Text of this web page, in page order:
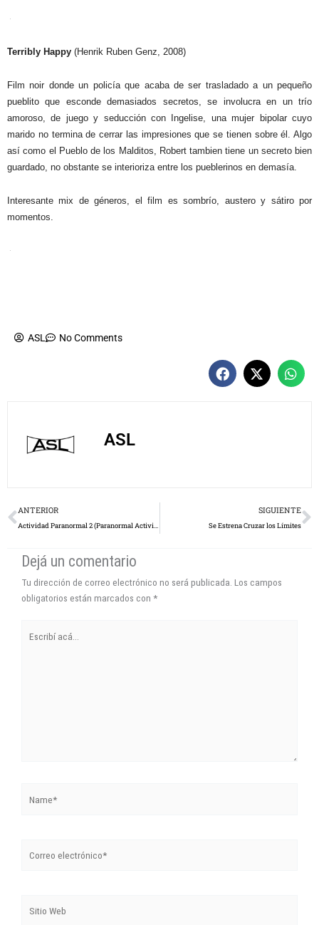
Terribly Happy (Henrik Ruben Genz, 2008)
Film noir donde un policía que acaba de ser trasladado a un pequeño
pueblito que esconde demasiados secretos, se involucra en un trío
amoroso, de juego y seducción con Ingelise, una mujer bipolar cuyo
marido no termina de cerrar las impresiones que se tienen sobre él. Algo
así como el Pueblo de los Malditos, Robert tambien tiene un secreto bien
guardado, no obstante se interioriza entre los pueblerinos en demasía.
Interesante mix de géneros, el film es sombrío, austero y sátiro por
momentos.
ASL No Comments
ASL
Prev
ANTERIOR
Actividad Paranormal 2 (Paranormal Activity 2)
SIGUIENTE
Se Estrena Cruzar los Límites
Dejá un comentario
Tu dirección de correo electrónico no será publicada. Los campos
obligatorios están marcados con *
acá...
electrónico*
Web